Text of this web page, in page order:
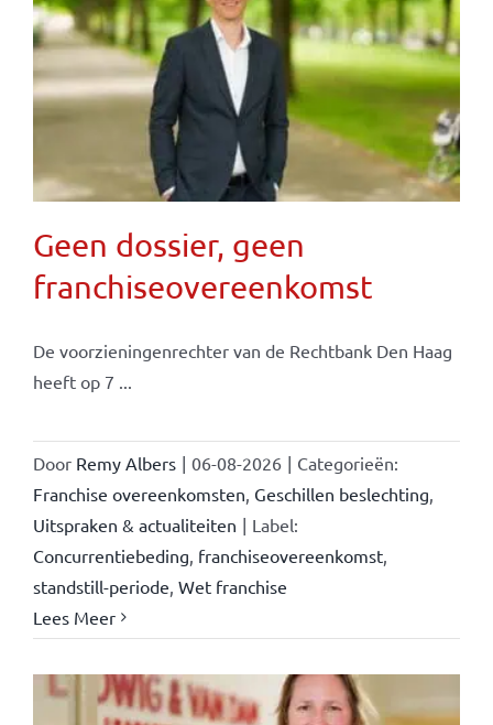
Geen dossier, geen
franchiseovereenkomst
De voorzieningenrechter van de Rechtbank Den Haag
heeft op 7 ...
Door Remy Albers | 06-08-2026 | Categorieën:
Franchise overeenkomsten Geschillen beslechting
Uitspraken & actualiteiten | Label:
Concurrentiebeding franchiseovereenkomst,
standstill-periode Wet franchise
Lees Meer